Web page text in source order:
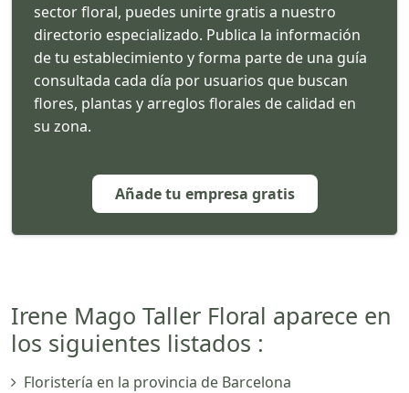
sector floral, puedes unirte gratis a nuestro
directorio especializado. Publica la información
de tu establecimiento y forma parte de una guía
consultada cada día por usuarios que buscan
flores, plantas y arreglos florales de calidad en
su zona.
Añade tu empresa gratis
Irene Mago Taller Floral aparece en
los siguientes listados :
Floristería en la provincia de Barcelona